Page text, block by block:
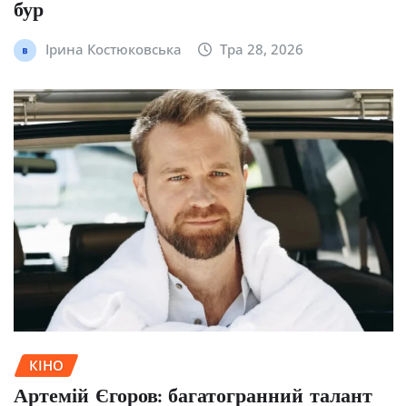
бур
Ірина Костюковська Тра 28, 2026
КІНО
Артемій Єгоров: багатогранний талант